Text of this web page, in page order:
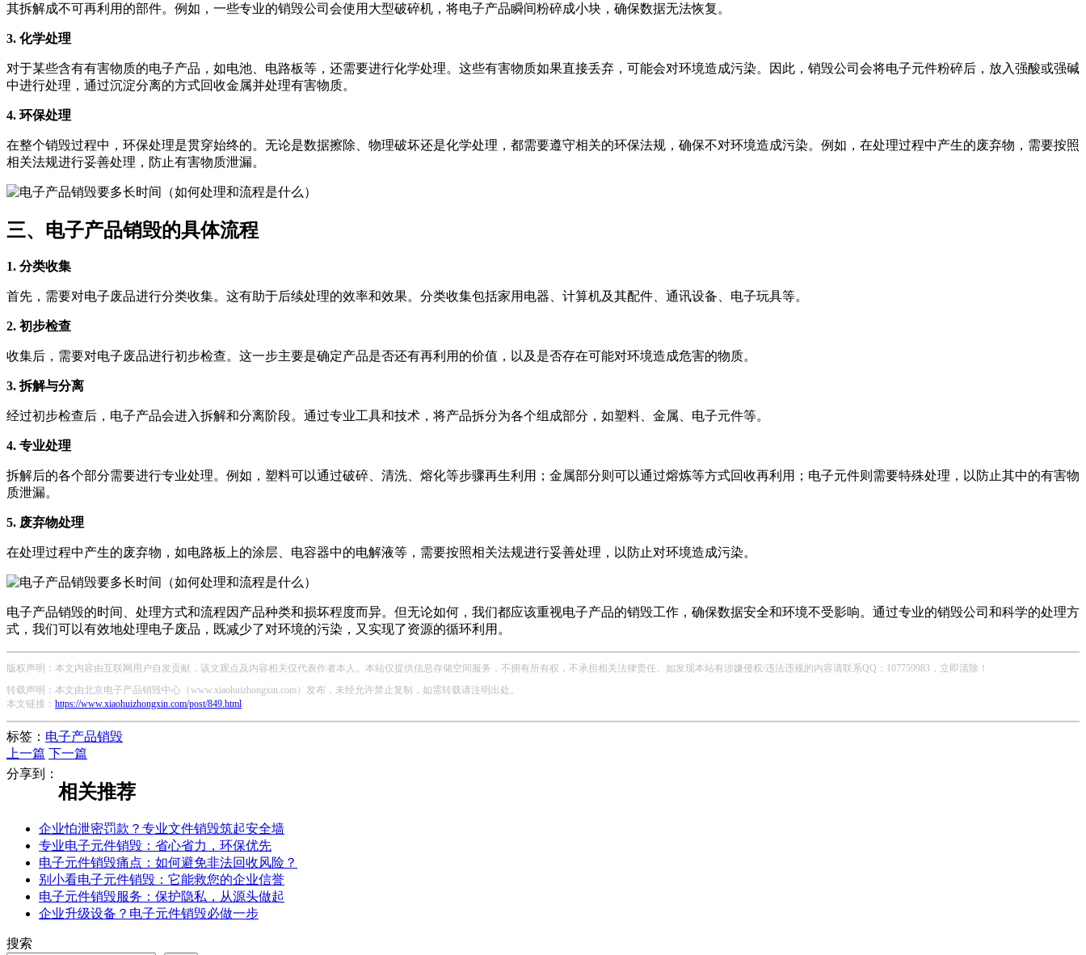
其拆解成不可再利用的部件。例如，一些专业的销毁公司会使用大型破碎机，将电子产品瞬间粉碎成小块，确保数据无法恢复。
3. 化学处理
对于某些含有有害物质的电子产品，如电池、电路板等，还需要进行化学处理。这些有害物质如果直接丢弃，可能会对环境造成污染。因此，销毁公司会将电子元件粉碎后，放入强酸或强碱
中进行处理，通过沉淀分离的方式回收金属并处理有害物质。
4. 环保处理
在整个销毁过程中，环保处理是贯穿始终的。无论是数据擦除、物理破坏还是化学处理，都需要遵守相关的环保法规，确保不对环境造成污染。例如，在处理过程中产生的废弃物，需要按照
相关法规进行妥善处理，防止有害物质泄漏。
三、电子产品销毁的具体流程
1. 分类收集
首先，需要对电子废品进行分类收集。这有助于后续处理的效率和效果。分类收集包括家用电器、计算机及其配件、通讯设备、电子玩具等。
2. 初步检查
收集后，需要对电子废品进行初步检查。这一步主要是确定产品是否还有再利用的价值，以及是否存在可能对环境造成危害的物质。
3. 拆解与分离
经过初步检查后，电子产品会进入拆解和分离阶段。通过专业工具和技术，将产品拆分为各个组成部分，如塑料、金属、电子元件等。
4. 专业处理
拆解后的各个部分需要进行专业处理。例如，塑料可以通过破碎、清洗、熔化等步骤再生利用；金属部分则可以通过熔炼等方式回收再利用；电子元件则需要特殊处理，以防止其中的有害物
质泄漏。
5. 废弃物处理
在处理过程中产生的废弃物，如电路板上的涂层、电容器中的电解液等，需要按照相关法规进行妥善处理，以防止对环境造成污染。
电子产品销毁的时间、处理方式和流程因产品种类和损坏程度而异。但无论如何，我们都应该重视电子产品的销毁工作，确保数据安全和环境不受影响。通过专业的销毁公司和科学的处理方
式，我们可以有效地处理电子废品，既减少了对环境的污染，又实现了资源的循环利用。
版权声明：本文内容由互联网用户自发贡献，该文观点及内容相关仅代表作者本人。本站仅提供信息存储空间服务，不拥有所有权，不承担相关法律责任。如发现本站有涉嫌侵权/违法违规的内容请联系QQ：107759983，立即清除！
转载声明：本文由北京电子产品销毁中心（www.xiaohuizhongxin.com）发布，未经允许禁止复制，如需转载请注明出处。
本文链接： https://www.xiaohuizhongxin.com/post/849.html
标签： 电子产品销毁
上一篇
下一篇
分享到：
相关推荐
企业怕泄密罚款？专业文件销毁筑起安全墙
专业电子元件销毁：省心省力，环保优先
电子元件销毁痛点：如何避免非法回收风险？
别小看电子元件销毁：它能救您的企业信誉
电子元件销毁服务：保护隐私，从源头做起
企业升级设备？电子元件销毁必做一步
搜索